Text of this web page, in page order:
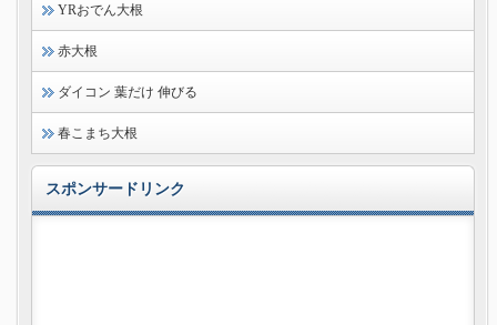
YRおでん大根
赤大根
ダイコン 葉だけ 伸びる
春こまち大根
スポンサードリンク